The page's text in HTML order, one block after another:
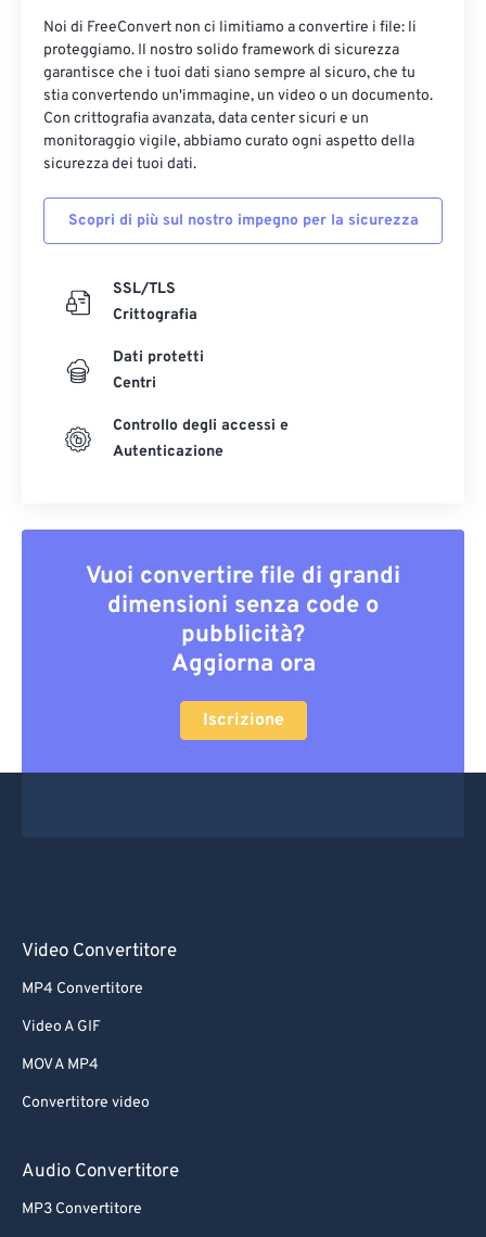
Noi di FreeConvert non ci limitiamo a convertire i file: li
proteggiamo. Il nostro solido framework di sicurezza
garantisce che i tuoi dati siano sempre al sicuro, che tu
stia convertendo un'immagine, un video o un documento.
Con crittografia avanzata, data center sicuri e un
monitoraggio vigile, abbiamo curato ogni aspetto della
sicurezza dei tuoi dati.
Scopri di più sul nostro impegno per la sicurezza
SSL/TLS
Crittografia
Dati protetti
Centri
Controllo degli accessi e
Autenticazione
Vuoi convertire file di grandi
dimensioni senza code o
pubblicità?
Aggiorna ora
Iscrizione
Video Convertitore
MP4 Convertitore
Video A GIF
MOV A MP4
Convertitore video
Audio Convertitore
MP3 Convertitore